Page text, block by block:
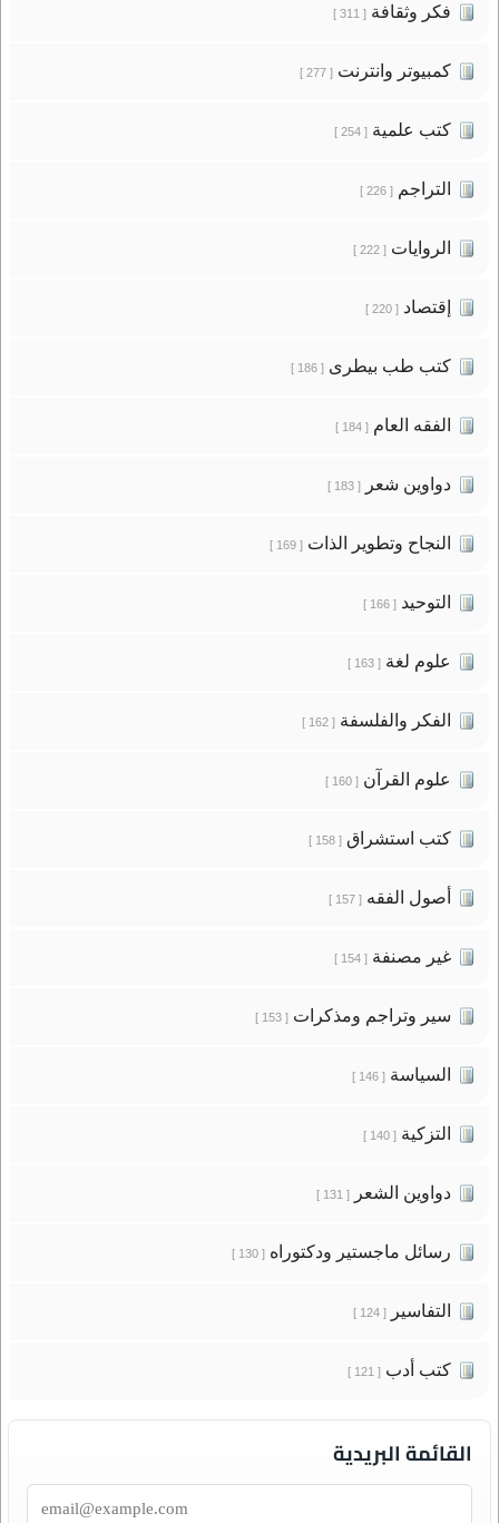
فكر وثقافة[ 311 ]
كمبيوتر وانترنت[ 277 ]
كتب علمية[ 254 ]
التراجم[ 226 ]
الروايات[ 222 ]
إقتصاد[ 220 ]
كتب طب بيطرى[ 186 ]
الفقه العام[ 184 ]
دواوين شعر[ 183 ]
النجاح وتطوير الذات[ 169 ]
التوحيد[ 166 ]
علوم لغة[ 163 ]
الفكر والفلسفة[ 162 ]
علوم القرآن[ 160 ]
كتب استشراق[ 158 ]
أصول الفقه[ 157 ]
غير مصنفة[ 154 ]
سير وتراجم ومذكرات[ 153 ]
السياسة[ 146 ]
التزكية[ 140 ]
دواوين الشعر[ 131 ]
رسائل ماجستير ودكتوراه[ 130 ]
التفاسير[ 124 ]
كتب أدب[ 121 ]
القائمة البريدية